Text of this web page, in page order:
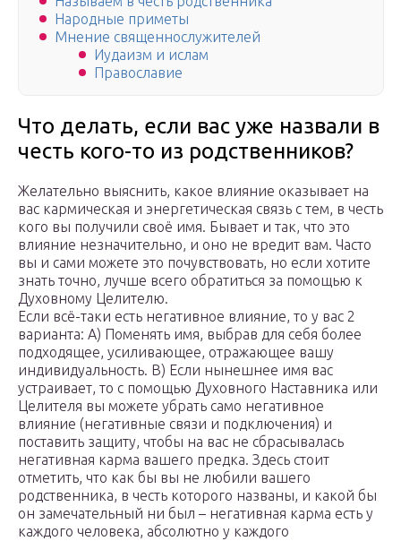
Народные приметы
Мнение священнослужителей
Иудаизм и ислам
Православие
Что делать, если вас уже назвали в
честь кого-то из родственников?
Желательно выяснить, какое влияние оказывает на
вас кармическая и энергетическая связь с тем, в честь
кого вы получили своё имя. Бывает и так, что это
влияние незначительно, и оно не вредит вам. Часто
вы и сами можете это почувствовать, но если хотите
знать точно, лучше всего обратиться за помощью к
Духовному Целителю.
Если всё-таки есть негативное влияние, то у вас 2
варианта: А) Поменять имя, выбрав для себя более
подходящее, усиливающее, отражающее вашу
индивидуальность. В) Если нынешнее имя вас
устраивает, то с помощью Духовного Наставника или
Целителя вы можете убрать само негативное
влияние (негативные связи и подключения) и
поставить защиту, чтобы на вас не сбрасывалась
негативная карма вашего предка. Здесь стоит
отметить, что как бы вы не любили вашего
родственника, в честь которого названы, и какой бы
он замечательный ни был – негативная карма есть у
каждого человека, абсолютно у каждого